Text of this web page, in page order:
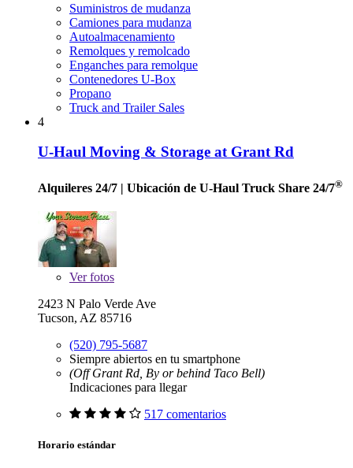
Suministros de mudanza
Camiones para mudanza
Autoalmacenamiento
Remolques y remolcado
Enganches para remolque
Contenedores U-Box
Propano
Truck and Trailer Sales
4
U-Haul Moving & Storage at Grant Rd
Alquileres 24/7 | Ubicación de U-Haul Truck Share 24/7®
Verfotos
2423 N Palo Verde Ave
Tucson, AZ 85716
(520) 795-5687
Siempre abiertos en tu smartphone
(Off Grant Rd, By or behind Taco Bell)
Indicaciones para llegar
517 comentarios
Horario estándar